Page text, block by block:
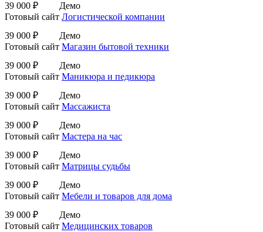
39 000 ₽
Демо
Готовый сайт Логистической компании
39 000 ₽
Демо
Готовый сайт Магазин бытовой техники
39 000 ₽
Демо
Готовый сайт Маникюра и педикюра
39 000 ₽
Демо
Готовый сайт Массажиста
39 000 ₽
Демо
Готовый сайт Мастера на час
39 000 ₽
Демо
Готовый сайт Матрицы судьбы
39 000 ₽
Демо
Готовый сайт Мебели и товаров для дома
39 000 ₽
Демо
Готовый сайт Медицинских товаров